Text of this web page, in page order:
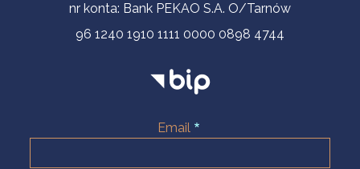
nr konta: Bank PEKAO S.A. O/Tarnów
96 1240 1910 1111 0000 0898 4744
Email